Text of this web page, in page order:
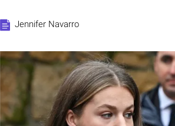
Jennifer Navarro